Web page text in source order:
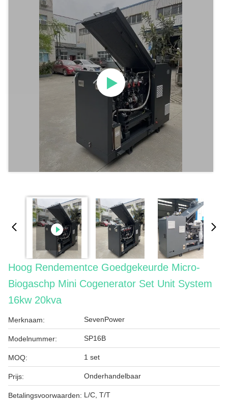
Hoog Rendementce Goedgekeurde Micro-
Biogaschp Mini Cogenerator Set Unit System
16kw 20kva
Merknaam: SevenPower
Modelnummer: SP16B
MOQ: 1 set
Prijs: Onderhandelbaar
Betalingsvoorwaarden: L/C, T/T